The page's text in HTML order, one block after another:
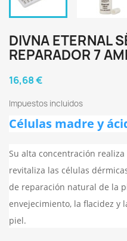
DIVNA ETERNAL
REPARADOR 7
16,68 €
Impuestos incluidos
Células madre y
Su alta concentración
revitaliza las células
de reparación natural de la
envejecimiento, la flacidez y
piel.